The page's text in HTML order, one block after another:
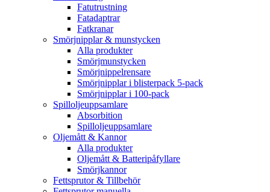
Fatutrustning
Fatadaptrar
Fatkranar
Smörjnipplar & munstycken
Alla produkter
Smörjmunstycken
Smörjnippelrensare
Smörjnipplar i blisterpack 5-pack
Smörjnipplar i 100-pack
Spilloljeuppsamlare
Absorbition
Spilloljeuppsamlare
Oljemått & Kannor
Alla produkter
Oljemått & Batteripåfyllare
Smörjkannor
Fettsprutor & Tillbehör